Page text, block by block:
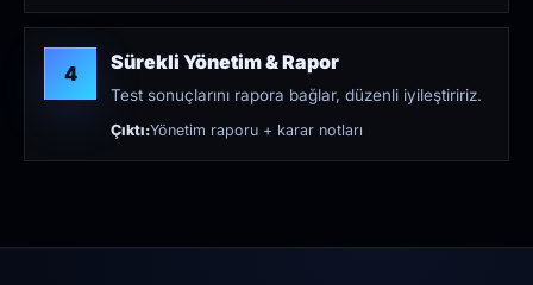
4 Sürekli Yönetim & Rapor
Test sonuçlarını rapora bağlar, düzenli iyileştiririz.
Çıktı:Yönetim raporu + karar notları